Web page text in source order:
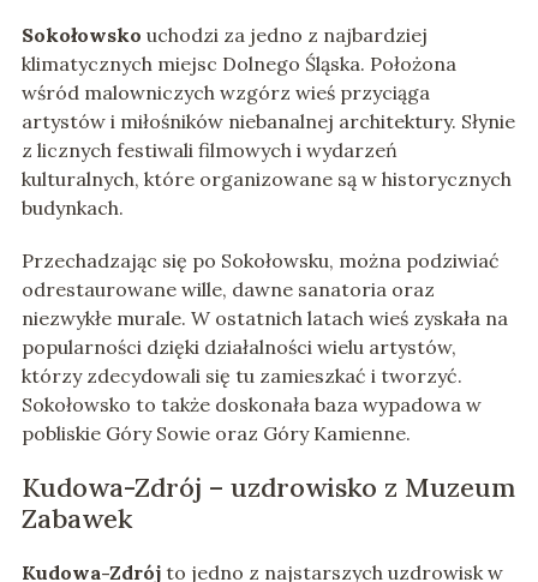
Sokołowsko uchodzi za jedno z najbardziej
klimatycznych miejsc Dolnego Śląska. Położona
wśród malowniczych wzgórz wieś przyciąga
artystów i miłośników niebanalnej architektury. Słynie
z licznych festiwali filmowych i wydarzeń
kulturalnych, które organizowane są w historycznych
budynkach.
Przechadzając się po Sokołowsku, można podziwiać
odrestaurowane wille, dawne sanatoria oraz
niezwykłe murale. W ostatnich latach wieś zyskała na
popularności dzięki działalności wielu artystów,
którzy zdecydowali się tu zamieszkać i tworzyć.
Sokołowsko to także doskonała baza wypadowa w
pobliskie Góry Sowie oraz Góry Kamienne.
Kudowa-Zdrój – uzdrowisko z Muzeum
Zabawek
Kudowa-Zdrójto jedno z najstarszych uzdrowisk w